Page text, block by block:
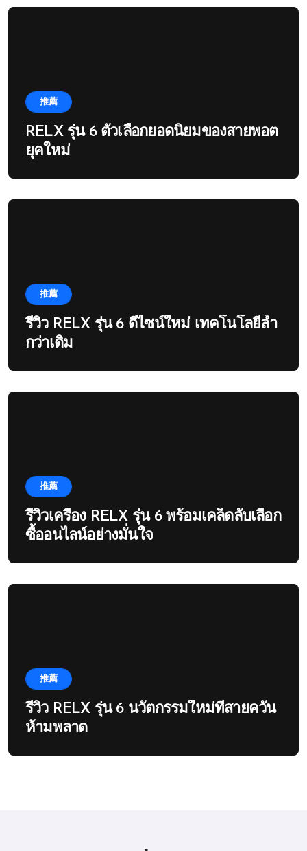
推薦
RELX รุ่น 6 ตัวเลือกยอดนิยมของสายพอต
ยุคใหม่
推薦
รีวิว RELX รุ่น 6 ดีไซน์ใหม่ เทคโนโลยีล้ำ
กว่าเดิม
推薦
รีวิวเครื่อง RELX รุ่น 6 พร้อมเคล็ดลับเลือก
ซื้ออนไลน์อย่างมั่นใจ
推薦
รีวิว RELX รุ่น 6 นวัตกรรมใหม่ที่สายควัน
ห้ามพลาด